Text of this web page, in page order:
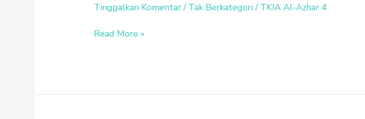
Tinggalkan Komentar / Tak Berkategori / TKIA Al-Azhar 4
dan
Tahun
Read More »